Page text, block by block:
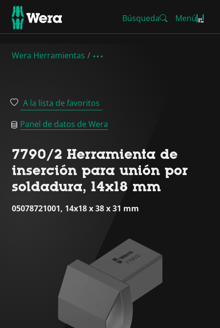
Búsqueda Menú
Wera Herramientas
A la lista de favoritos
Panel de datos de Wera
7790/2 Herramienta de
inserción para unión por
soldadura, 14x18 mm
05078721001, 14x18 x 38 x 31 mm